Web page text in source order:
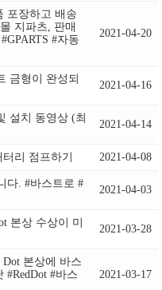
포장하고 배송
지파츠, 판매
#자동
2021-04-20
금형이 완성되
2021-04-16
설치 동영상 (최
2021-04-14
리 점프하기 2021-04-08
다. #바스트로 #
2021-04-03
본상 수상이 미
2021-03-28
본상에 바스
#RedDot #바스
2021-03-17